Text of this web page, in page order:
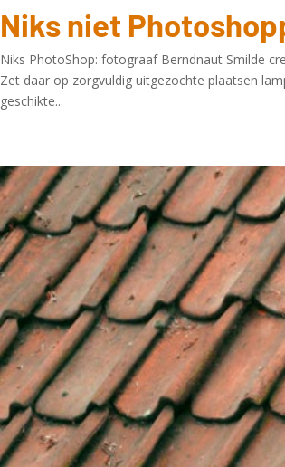
Niks niet
Niks PhotoShop: fotograaf Berndnaut Smilde
Zet daar op zorgvuldig uitgezochte plaatsen
geschikte...